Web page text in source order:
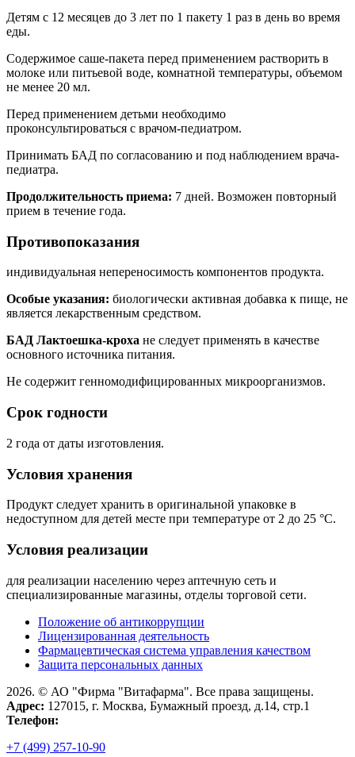
Детям с 12 месяцев до 3 лет по 1 пакету 1 раз в день во время
еды.
Содержимое саше-пакета перед применением растворить в
молоке или питьевой воде, комнатной температуры, объемом
не менее 20 мл.
Перед применением детьми необходимо
проконсультироваться с врачом-педиатром.
Принимать БАД по согласованию и под наблюдением врача-
педиатра.
Продолжительность приема: 7 дней. Возможен повторный
прием в течение года.
Противопоказания
индивидуальная непереносимость компонентов продукта.
Особые указания: биологически активная добавка к пище, не
является лекарственным средством.
БАД Лактоешка-кроха не следует применять в качестве
основного источника питания.
Не содержит генномодифицированных микроорганизмов.
Срок годности
2 года от даты изготовления.
Условия хранения
Продукт следует хранить в оригинальной упаковке в
недоступном для детей месте при температуре от 2 до 25 °C.
Условия реализации
для реализации населению через аптечную сеть и
специализированные магазины, отделы торговой сети.
Положение об антикоррупции
Лицензированная деятельность
Фармацевтическая система управления качеством
Защита персональных данных
2026. © АО "Фирма "Витафарма". Все права защищены.
Адрес: 127015, г. Москва, Бумажный проезд, д.14, стр.1
Телефон:
+7 (499) 257-10-90